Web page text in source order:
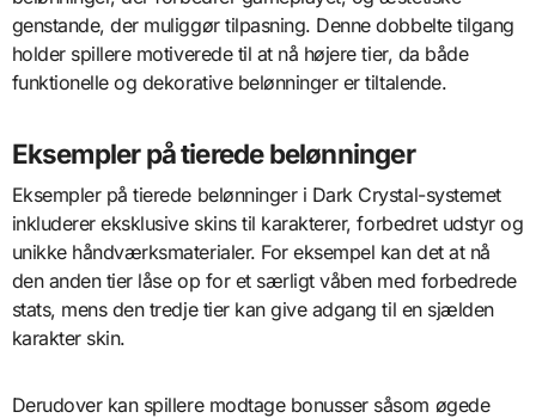
genstande, der muliggør tilpasning. Denne dobbelte tilgang
holder spillere motiverede til at nå højere tier, da både
funktionelle og dekorative belønninger er tiltalende.
Eksempler på tierede belønninger
Eksempler på tierede belønninger i Dark Crystal-systemet
inkluderer eksklusive skins til karakterer, forbedret udstyr og
unikke håndværksmaterialer. For eksempel kan det at nå
den anden tier låse op for et særligt våben med forbedrede
stats, mens den tredje tier kan give adgang til en sjælden
karakter skin.
Derudover kan spillere modtage bonusser såsom øgede